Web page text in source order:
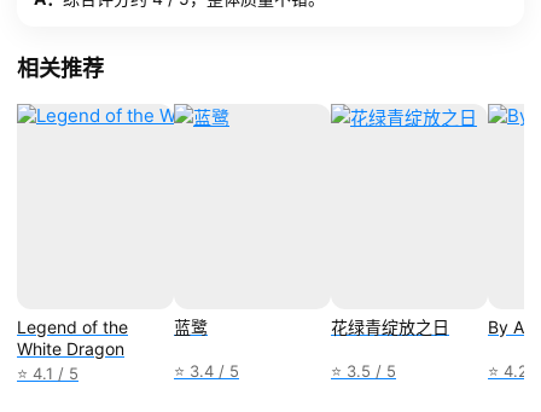
相关推荐
Legend of the
White Dragon
⭐ 4.1 / 5
蓝鹭
⭐ 3.4 / 5
花绿青绽放之日
⭐ 3.5 / 5
By
⭐ 4.2